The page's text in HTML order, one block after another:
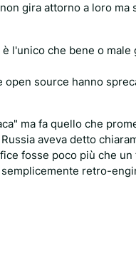
gira attorno a loro
l'unico che bene o
source hanno
ma fa quello che
aveva detto
fosse poco più che
retro-